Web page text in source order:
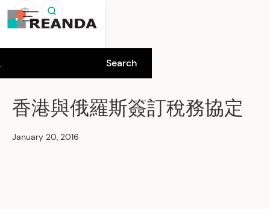
中
香港與俄羅斯簽訂稅務協定
January 20, 2016